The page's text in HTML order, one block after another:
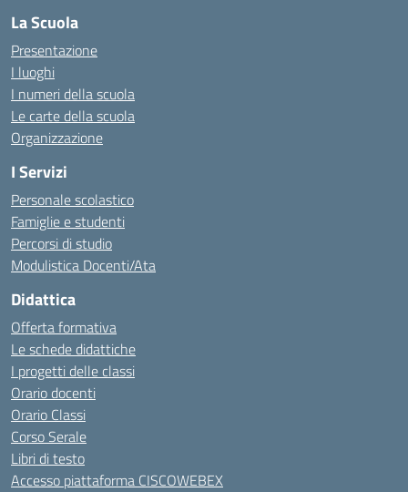
La Scuola
Presentazione
I luoghi
I numeri della scuola
Le carte della scuola
Organizzazione
I Servizi
Personale scolastico
Famiglie e studenti
Percorsi di studio
Modulistica Docenti/Ata
Didattica
Offerta formativa
Le schede didattiche
I progetti delle classi
Orario docenti
Orario Classi
Corso Serale
Libri di testo
Accesso piattaforma CISCOWEBEX